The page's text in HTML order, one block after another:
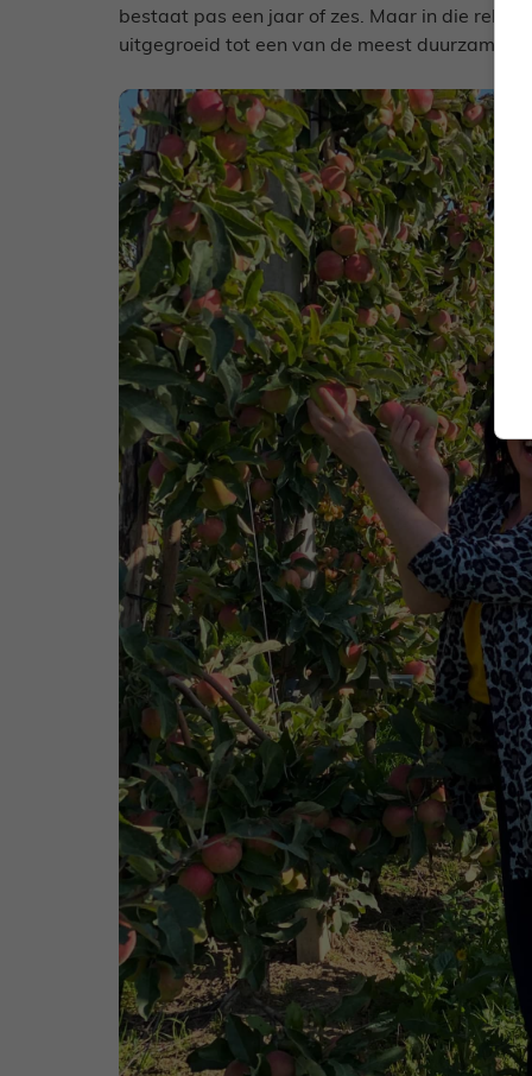
bestaat pas een jaar of zes. Maar in die
uitgegroeid tot een van de meest duurzame